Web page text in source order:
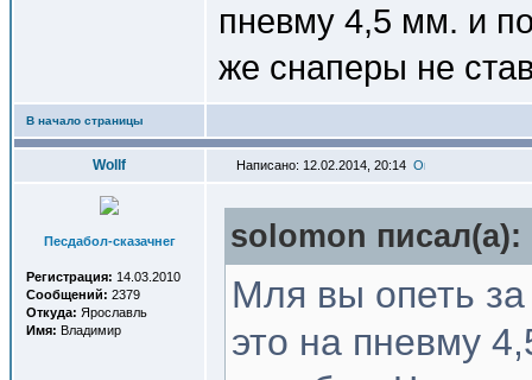
пневму 4,5 мм. и
же снаперы не
В начало страницы
Wollf Написано: 12.02.2014, 20:14
Песдабол-сказачнег
Регистрация: 14.03.2010
Сообщений: 2379
Откуда: Ярославль
Имя: Владимир
solomon писал(a):
Мля вы опеть
это на пневму